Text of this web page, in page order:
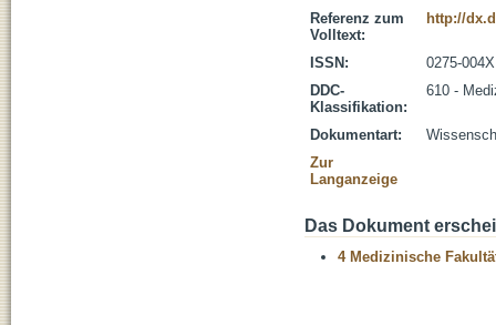
Referenz zum
Volltext:
http://
ISSN:
0275-004X
DDC-
Klassifikation:
610 -
Dokumentart:
Zur
Langanzeige
Das Dokument
4 Medizinische